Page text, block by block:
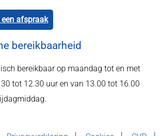
afspraak
bereikbaarheid
bereikbaar op maandag tot en met
tot 12.30 uur en van 13.00 tot 16.00